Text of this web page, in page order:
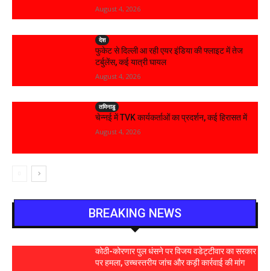
August 4, 2026
देश
फुकेट से दिल्ली आ रही एयर इंडिया की फ्लाइट में तेज
टर्बुलेंस, कई यात्री घायल
August 4, 2026
तमिनाडु
चेन्नई में TVK कार्यकर्ताओं का प्रदर्शन, कई हिरासत में
August 4, 2026
BREAKING NEWS
कोठी-कोरणार पुल धंसने पर विजय वडेट्टीवार का सरकार
पर हमला, उच्चस्तरीय जांच और कड़ी कार्रवाई की मांग